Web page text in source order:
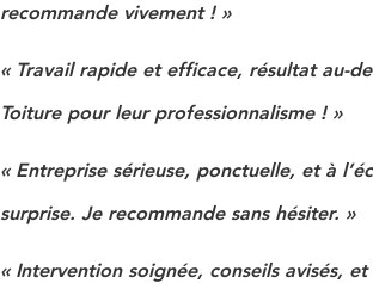
recommande vivement ! »
« Travail rapide et efficace, résultat au-
Toiture pour leur professionnalisme ! »
« Entreprise sérieuse, ponctuelle, et à
surprise. Je recommande sans hésiter. »
« Intervention soignée, conseils avisés,